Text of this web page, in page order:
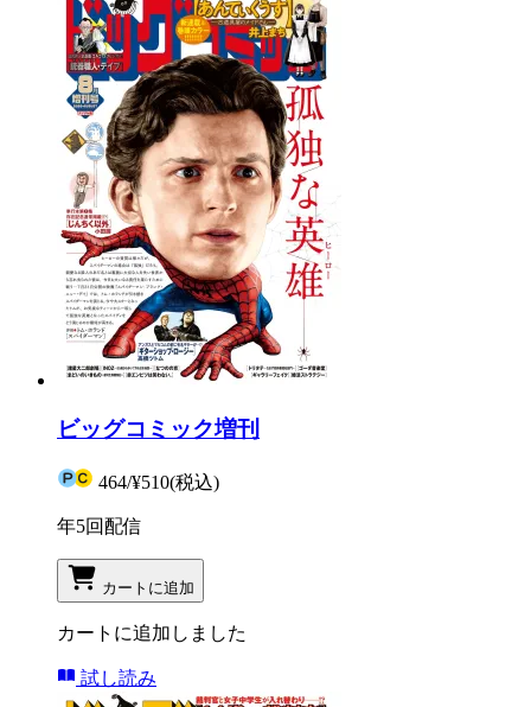
ビッグコミック増刊
464/¥510(税込)
年5回配信
カートに追加
カートに追加しました
試し読み